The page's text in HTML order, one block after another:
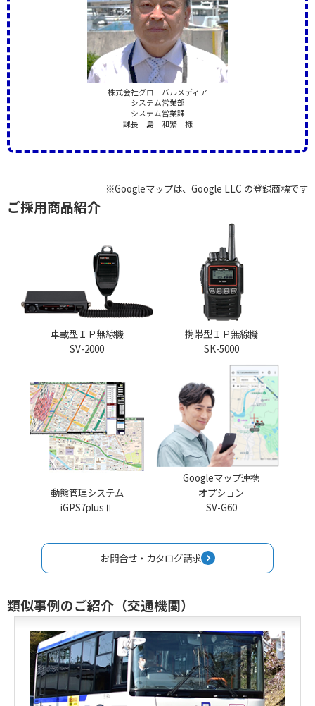
株式会社グローバルメディア
システム営業部
システム営業課
課長 島 和繁 様
※Googleマップは、Google LLC の登録商標です
ご採用商品紹介
車載型ＩＰ無線機
SV-2000
携帯型ＩＰ無線機
SK-5000
動態管理システム
iGPS7plusⅡ
Googleマップ連携
オプション
SV-G60
お問合せ・カタログ請求
類似事例のご紹介（交通機関）